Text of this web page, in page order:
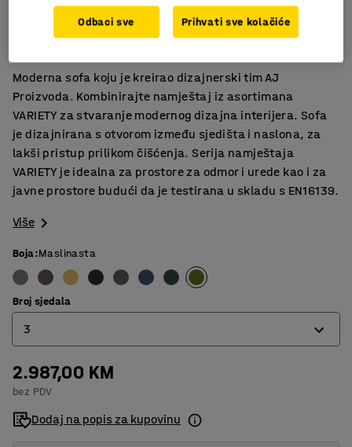
Moderan skandinavski dizajn
Za optimalno korištenje
Moderna sofa koju je kreirao dizajnerski tim AJ
Proizvoda. Kombinirajte namještaj iz asortimana
VARIETY za stvaranje modernog dizajna interijera. Sofa
je dizajnirana s otvorom između sjedišta i naslona, za
lakši pristup prilikom čišćenja. Serija namještaja
VARIETY je idealna za prostore za odmor i urede kao i za
javne prostore budući da je testirana u skladu s EN16139.
Više
Boja:Maslinasta
Broj sjedala
3
2
3
2.987,00 KM
bez PDV
Dodaj na popis za kupovinu
Odbaci sve Prihvati sve kolačiće